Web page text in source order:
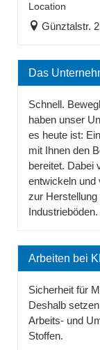
Location
Günztalstr.
Das
Schnell.
haben unser
es heute ist:
mit Ihnen den
bereitet. Dabei
entwickeln und
zur
Industrieböden.
Arbeiten bei
Sicherheit für
Deshalb
Arbeits- und
Stoffen.